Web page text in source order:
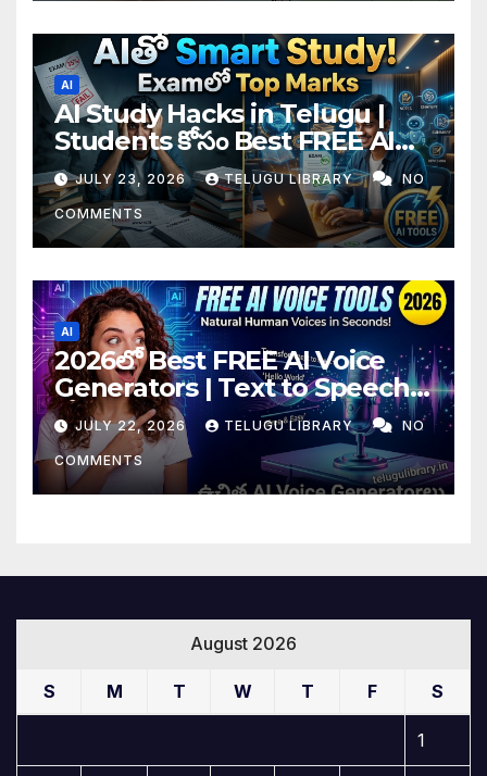
AI
AI Study Hacks in Telugu |
Students కోసం Best FREE AI
Tools & Smart Study Tips
(2026)
JULY 23, 2026 TELUGU LIBRARY NO
COMMENTS
AI
2026లో Best FREE AI Voice
Generators | Text to Speech
కోసం Top 4 AI Tools
JULY 22, 2026 TELUGU LIBRARY NO
COMMENTS
August 2026
S M T W T F S
1